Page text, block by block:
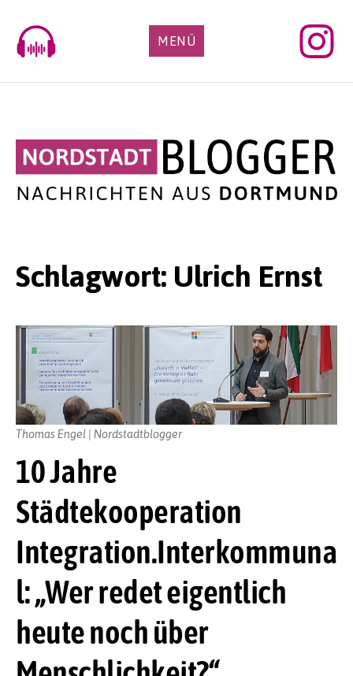
content
MENÜ
Schlagwort: Ulrich Ernst
10 Jahre
Städtekooperation
Integration.Interkommuna
l: „Wer redet eigentlich
heute noch über
Thomas Engel | Nordstadtblogger